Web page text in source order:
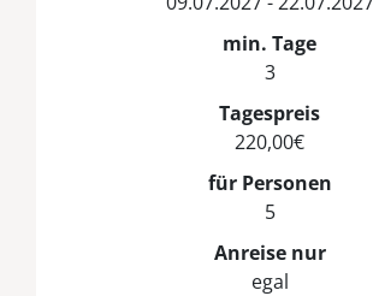
min. Tage
3
Tagespreis
220,00€
für Personen
5
Anreise nur
egal